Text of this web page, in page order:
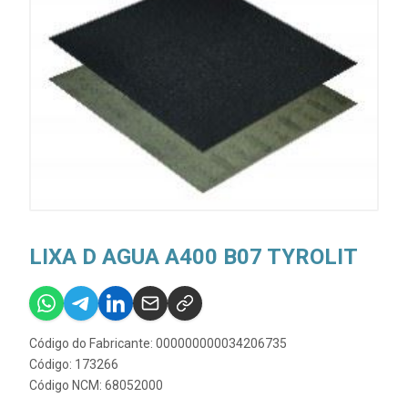
LIXA D AGUA A400 B07 TYROLIT
Código do Fabricante: 000000000034206735
Código: 173266
Código NCM: 68052000